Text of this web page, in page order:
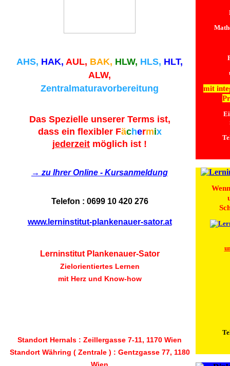
AHS, HAK, AUL, BAK, HLW, HLS, HLT,
ALW,
Zentralmaturavorbereitung
Das Spezielle unserer Terms ist,
dass ein flexibler Fächermix
jederzeit möglich ist !
→ zu Ihrer Online - Kursanmeldung
Telefon : 0699 10 420 276
www.lerninstitut-plankenauer-sator.at
Lerninstitut Plankenauer-Sator
Zielorientiertes Lernen
mit Herz und Know-how
Standort Hernals : Zeillergasse 7-11, 1170 Wien
Standort Währing ( Zentrale ) : Gentzgasse 77, 1180
Wien
mit